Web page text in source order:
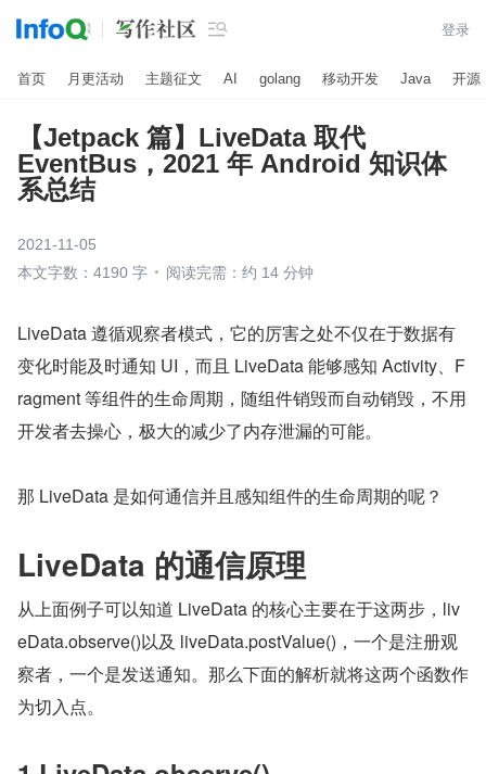
 登录
首页 月更活动 主题征文 AI golang 移动开发 Java 开源
【Jetpack 篇】LiveData 取代
EventBus，2021 年 Android 知识体
系总结
2021-11-05
本文字数：4190 字
阅读完需：约 14 分钟
LiveData 遵循观察者模式，它的厉害之处不仅在于数据有
变化时能及时通知 UI，而且 LiveData 能够感知 Activity、F
ragment 等组件的生命周期，随组件销毁而自动销毁，不用
开发者去操心，极大的减少了内存泄漏的可能。
那 LiveData 是如何通信并且感知组件的生命周期的呢？
LiveData 的通信原理
从上面例子可以知道 LiveData 的核心主要在于这两步，liv
eData.observe()以及 liveData.postValue()，一个是注册观
察者，一个是发送通知。那么下面的解析就将这两个函数作
为切入点。